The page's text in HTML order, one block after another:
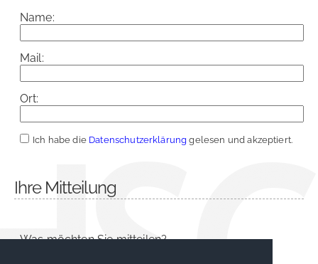
Name:
Mail:
Ort:
Ich habe die Datenschutzerklärung gelesen und akzeptiert.
Ihre Mitteilung
Was möchten Sie mitteilen?